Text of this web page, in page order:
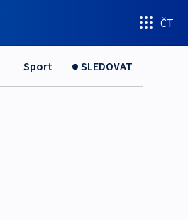
ČT
Sport SLEDOVAT